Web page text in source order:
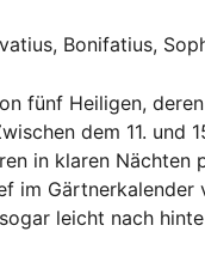
Bonifatius,
fünf Heiligen,
dem 11. und
in klaren
im
leicht nach